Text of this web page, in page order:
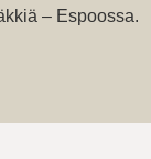
– Espoossa.